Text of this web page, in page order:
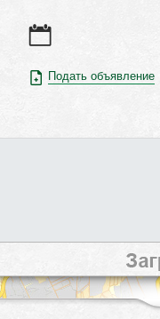
Подать объявление